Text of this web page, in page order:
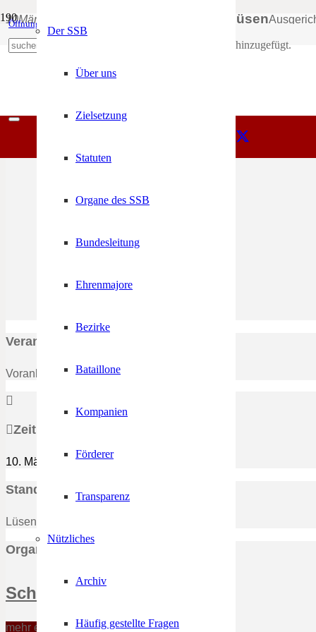
Öffnungszeiten
+39 0471 974 078 wurde deinem Warenkorb hinzugefügt.
Der SSB
Über uns
Zielsetzung
Statuten
Organe des SSB
Bundesleitung
Ehrenmajore
Bezirke
Bataillone
Kompanien
Förderer
Transparenz
Nützliches
Archiv
Häufig gestellte Fragen
10Mär Bezirkstag Brixen in Lüsen
Veranstaltungs Details
Vorankündigung
Zeit
10. März 2024 16:00-
Standort
Lüsen, Schützenheim
Organisator
Schützenbezirk Brixen
mehr erfahren